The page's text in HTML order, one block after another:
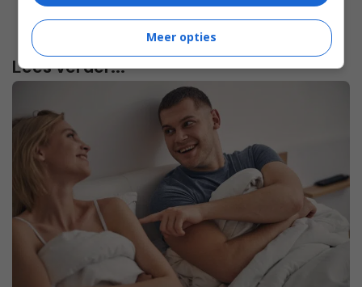
Lees verder...
Meer opties